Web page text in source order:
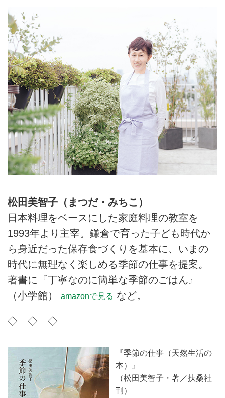
松田美智子（まつだ・みちこ）
日本料理をベースにした家庭料理の教室を
1993年より主宰。鎌倉で育った子ども時代か
ら身近だった保存食づくりを基本に、いまの
時代に無理なく楽しめる季節の仕事を提案。
著書に『丁寧なのに簡単な季節のごはん』
（小学館）
amazonで見る など。
◇ ◇ ◇
『季節の仕事（天然生活の
本）』
（松田美智子・著／扶桑社
刊）